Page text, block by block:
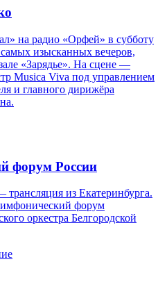
на радио «Орфей» в субботу
изысканных вечеров,
«Зарядье». На сцене —
Musica Viva под управлением
и главного дирижёра
форум России
из Екатеринбурга.
форум
оркестра Белгородской